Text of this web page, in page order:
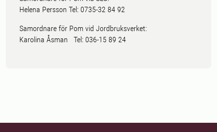
Helena Persson Tel: 0735-32 84 92
Samordnare för Pom vid Jordbruksverket:
Karolina Åsman Tel: 036-15 89 24